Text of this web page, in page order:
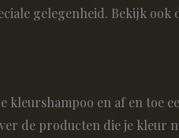
gelegenheid. Bekijk ook
en af en toe
de producten die je kleur